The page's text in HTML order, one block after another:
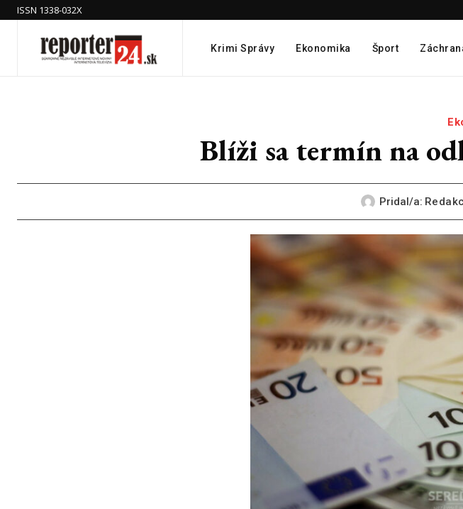
ISSN 1338-032X
Krimi Správy Ekonomika Šport
Blíži sa termín na
Pridal/a: